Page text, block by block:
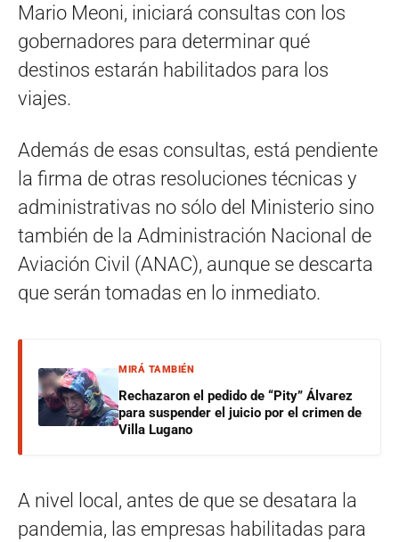
Mario Meoni, iniciará consultas con los
gobernadores para determinar qué
destinos estarán habilitados para los
viajes.
Además de esas consultas, está pendiente
la firma de otras resoluciones técnicas y
administrativas no sólo del Ministerio sino
también de la Administración Nacional de
Aviación Civil (ANAC), aunque se descarta
que serán tomadas en lo inmediato.
MIRÁ TAMBIÉN
Rechazaron el pedido de “Pity” Álvarez
para suspender el juicio por el crimen de
Villa Lugano
A nivel local, antes de que se desatara la
pandemia, las empresas habilitadas para